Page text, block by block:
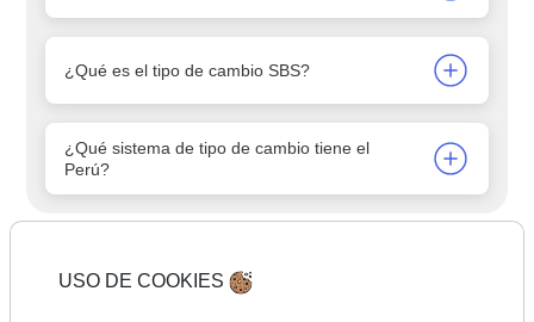
¿Qué es el tipo de cambio SBS?
¿Qué sistema de tipo de cambio tiene el
Perú?
Comienza a cambiar
USO DE COOKIES